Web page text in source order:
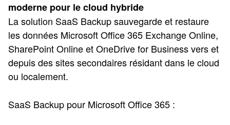
moderne pour le cloud hybride
La solution SaaS Backup sauvegarde et restaure
les données Microsoft Office 365 Exchange Online,
SharePoint Online et OneDrive for Business vers et
depuis des sites secondaires résidant dans le cloud
ou localement.
SaaS Backup pour Microsoft Office 365 :